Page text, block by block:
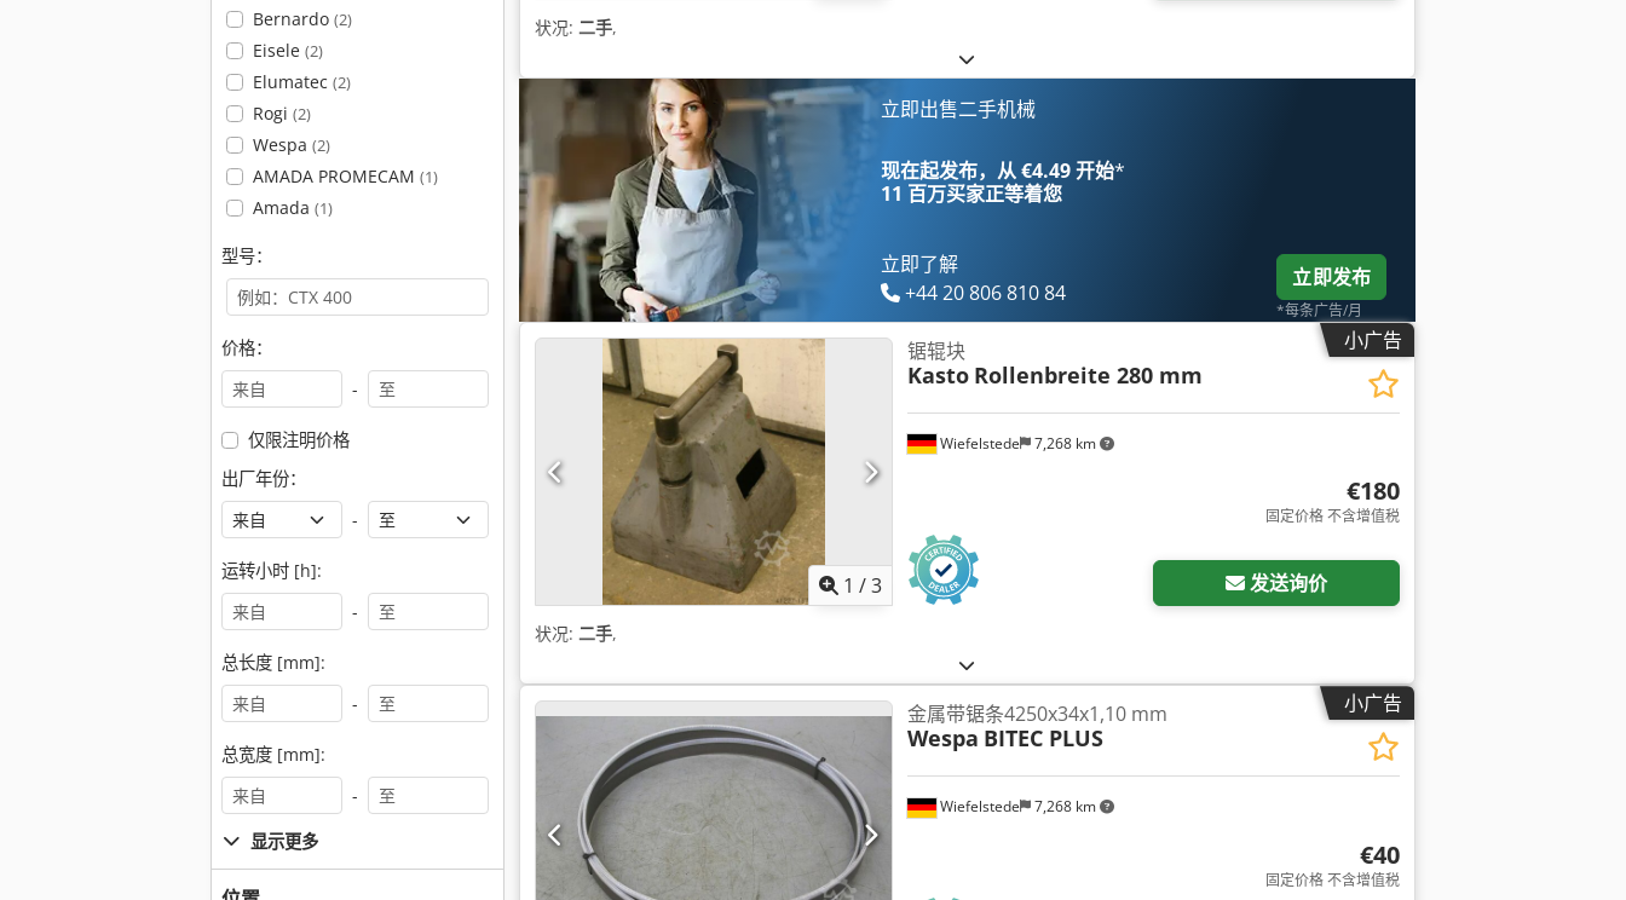
Bernardo (2)
Eisele (2)
Elumatec (2)
Rogi (2)
Wespa (2)
AMADA PROMECAM (1)
Amada (1)
型号：
价格：
-
仅限注明价格
出厂年份：
-
运转小时 [h]:
-
总长度 [mm]:
-
总宽度 [mm]:
-
显示更多
状况: 二手,
立即出售二手机械
现在起发布，从 €4.49 开始*
11 百万买家正等着您
立即了解
+44 20 806 810 84
立即发布
*每条广告/月
小广告
1 /3
Wiefelstede 7,268 km
锯辊块
Kasto Rollenbreite 280 mm
€180
固定价格 不含增值税
发送询价
状况: 二手,
小广告
请求更多图片
Wiefelstede 7,268 km
金属带锯条4250x34x1,10 mm
Wespa BITEC PLUS
€40
固定价格 不含增值税